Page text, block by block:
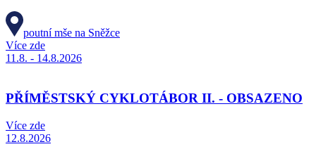
poutní mše na Sněžce
Více zde
11.8. - 14.8.2026
PŘÍMĚSTSKÝ CYKLOTÁBOR II. - OBSAZENO
Více zde
12.8.2026